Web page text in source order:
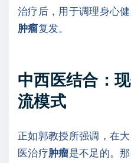
治疗后，用于调理身心
肿瘤复发。
中西医结合：
流模式
正如郭教授所强调，在
医治疗肿瘤是不足的。